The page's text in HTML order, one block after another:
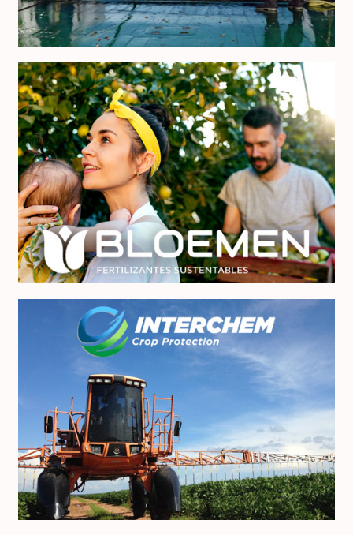
Bloemen
Interchem